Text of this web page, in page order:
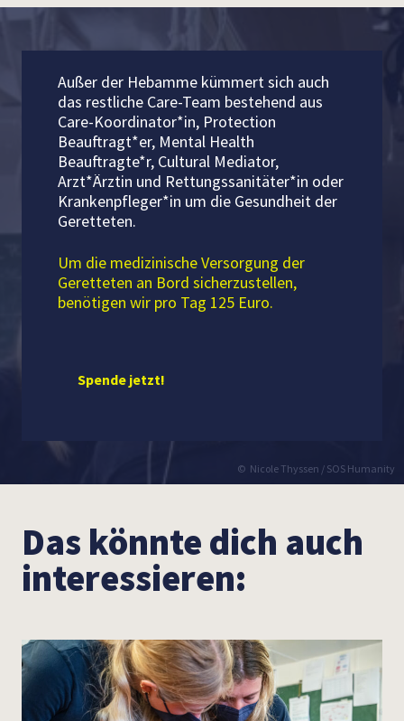
Nicole Thyssen / SOS Humanity
Außer der Hebamme kümmert sich auch
das restliche Care-Team bestehend aus
Care-Koordinator*in, Protection
Beauftragt*er, Mental Health
Beauftragte*r, Cultural Mediator,
Arzt*Ärztin und Rettungssanitäter*in oder
Krankenpfleger*in um die Gesundheit der
Geretteten.
Um die medizinische Versorgung der
Geretteten an Bord sicherzustellen,
benötigen wir pro Tag 125 Euro.
Spende jetzt!
Das könnte dich auch
interessieren: